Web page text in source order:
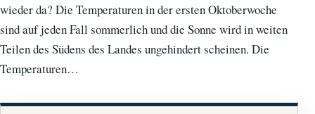
wieder da? Die Temperaturen in der ersten Oktoberwoche
sind auf jeden Fall sommerlich und die Sonne wird in weiten
Teilen des Südens des Landes ungehindert scheinen. Die
Temperaturen…